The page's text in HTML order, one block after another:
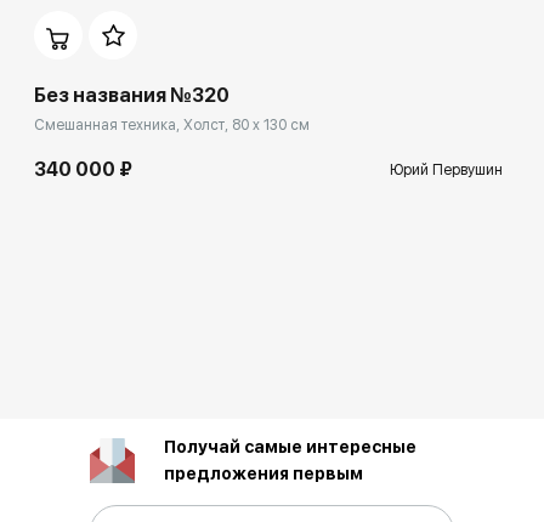
Без названия №320
Смешанная техника, Холст, 80 x 130 см
340 000 ₽ Юрий Первушин
Получай самые интересные
предложения первым